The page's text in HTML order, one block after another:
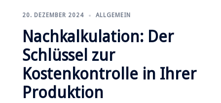
20. DEZEMBER 2024 ALLGEMEIN
Nachkalkulation: Der
Schlüssel zur
Kostenkontrolle in Ihrer
Produktion